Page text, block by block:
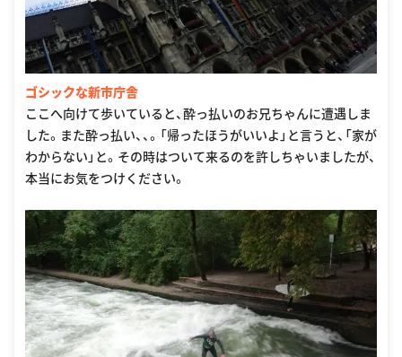
ゴシックな新市庁舎
ここへ向けて歩いていると、酔っ払いのお兄ちゃんに遭遇しま
した。また酔っ払い、、。「帰ったほうがいいよ」と言うと、「家が
わからない」と。その時はついて来るのを許しちゃいましたが、
本当にお気をつけください。